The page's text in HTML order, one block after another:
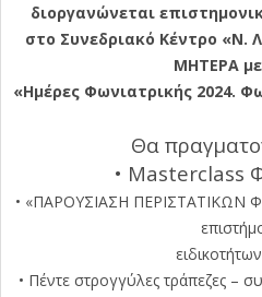
διοργανώνεται
στο Συνεδριακό Κέντρο «Ν.
ΜΗΤΕΡΑ με
«Ημέρες Φωνιατρικής 2024.
Θα
• Μasterclass
• «ΠΑΡΟΥΣΙΑΣΗ ΠΕΡΙΣΤΑΤΙΚΩΝ
• Πέντε στρογγύλες τράπεζες –